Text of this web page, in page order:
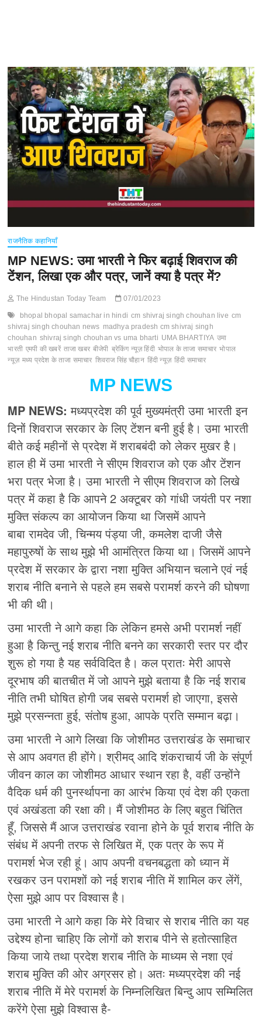
राजनैतिक कहानियाँ
MP NEWS: उमा भारती ने फिर बढ़ाई शिवराज की
टेंशन, लिखा एक और पत्र, जानें क्या है पत्र में?
The Hindustan Today Team 07/01/2023
bhopal bhopal samachar in hindi cm shivraj singh chouhan live cm
shivraj singh chouhan news madhya pradesh cm shivraj singh
chouhan shivraj singh chouhan vs uma bharti UMA BHARTIYA उमा
भारती एमपी की खबरें ताजा खबर बीजेपी ब्रेकिंग न्यूज़ हिंदी भोपाल के ताजा समाचार भोपाल
न्यूज़ मध्य प्रदेश के ताजा समाचार शिवराज सिंह चौहान हिंदी न्यूज़ हिंदी समाचार
MP NEWS
MP NEWS: मध्यप्रदेश की पूर्व मुख्यमंत्री उमा भारती इन
दिनों शिवराज सरकार के लिए टेंशन बनी हुई है। उमा भारती
बीते कई महीनों से प्रदेश में शराबबंदी को लेकर मुखर है।
हाल ही में उमा भारती ने सीएम शिवराज को एक और टेंशन
भरा पत्र भेजा है। उमा भारती ने सीएम शिवराज को लिखे
पत्र में कहा है कि आपने 2 अक्टूबर को गांधी जयंती पर नशा
मुक्ति संकल्प का आयोजन किया था जिसमें आपने
बाबा रामदेव जी, चिन्मय पंड्या जी, कमलेश दाजी जैसे
महापुरुषों के साथ मुझे भी आमंत्रित किया था। जिसमें आपने
प्रदेश में सरकार के द्वारा नशा मुक्ति अभियान चलाने एवं नई
शराब नीति बनाने से पहले हम सबसे परामर्श करने की घोषणा
भी की थी।
उमा भारती ने आगे कहा कि लेकिन हमसे अभी परामर्श नहीं
हुआ है किन्तु नई शराब नीति बनने का सरकारी स्तर पर दौर
शुरू हो गया है यह सर्वविदित है। कल प्रातः मेरी आपसे
दूरभाष की बातचीत में जो आपने मुझे बताया है कि नई शराब
नीति तभी घोषित होगी जब सबसे परामर्श हो जाएगा, इससे
मुझे प्रसन्‍नता हुई, संतोष हुआ, आपके प्रति सम्मान बढ़ा।
उमा भारती ने आगे ​लिखा कि जोशीमठ उत्तराखंड के समाचार
से आप अवगत ही होंगे। श्रीमद्‌ आदि शंकराचार्य जी के संपूर्ण
जीवन काल का जोशीमठ आधार स्थान रहा है, वहीं उन्होंने
वैदिक धर्म की पुनर्स्थापना का आरंभ किया एवं देश की एकता
एवं अखंडता की रक्षा की। मैं जोशीमठ के लिए बहुत चिंतित
हूँ, जिससे मैं आज उत्तराखंड रवाना होने के पूर्व शराब नीति के
संबंध में अपनी तरफ से लिखित में, एक पत्र के रूप में
परामर्श भेज रही हूं। आप अपनी वचनबद्धता को ध्यान में
रखकर उन परामशों को नई शराब नीति में शामिल कर लेंगें,
ऐसा मुझे आप पर विश्वास है।
उमा भारती ने आगे कहा कि मेरे विचार से शराब नीति का यह
उद्देश्य होना चाहिए कि लोगों को शराब पीने से हतोत्साहित
किया जाये तथा प्रदेश शराब नीति के माध्यम से नशा एवं
शराब मुक्ति की ओर अग्रसर हो। अतः मध्यप्रदेश की नई
शराब नीति में मेरे परामर्श के निम्नलिखित बिन्दु आप सम्मिलित
करेंगे ऐसा मुझे विश्वास है-